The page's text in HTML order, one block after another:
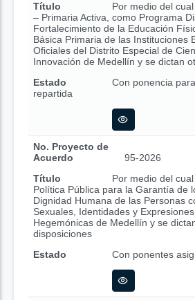
Título
Por medio del
– Primaria Activa, como Programa
Fortalecimiento de la Educación
Básica Primaria de las Instituciones
Oficiales del Distrito Especial de
Innovación de Medellín y se dictan
Estado
Con ponencia
repartida
No. Proyecto de
Acuerdo
95-2026
Título
Por medio del
Política Pública para la Garantía de
Dignidad Humana de las Personas
Sexuales, Identidades y
Hegemónicas de Medellín y se
disposiciones
Estado
Con ponentes